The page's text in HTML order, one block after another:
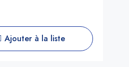
Ajouter à la liste